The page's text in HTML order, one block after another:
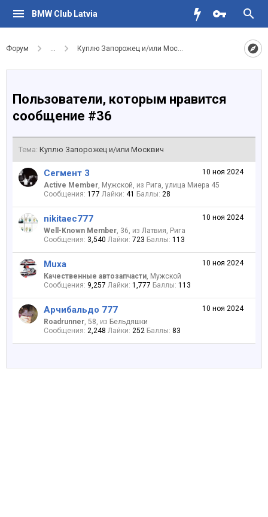
BMW Club Latvia
Форум ... Куплю Запорожец и/или Москвич
Пользователи, которым нравится
сообщение #36
Тема: Куплю Запорожец и/или Москвич
10 ноя 2024
Сегмент 3
Active Member, Мужской, из Рига, улица Миера 45
Сообщения: 177 Лайки: 41 Баллы: 28
10 ноя 2024
nikitaec777
Well-Known Member, 36, из Латвия, Рига
Сообщения: 3,540 Лайки: 723 Баллы: 113
10 ноя 2024
Muxa
Качественные автозапчасти, Мужской
Сообщения: 9,257 Лайки: 1,777 Баллы: 113
10 ноя 2024
Арчибальдо 777
Roadrunner, 58, из Бельдяшки
Сообщения: 2,248 Лайки: 252 Баллы: 83